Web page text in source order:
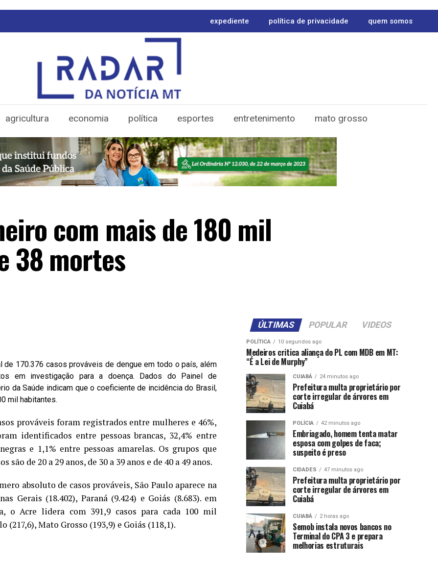
expediente política de privacidade quem somos
agricultura economia política esportes entretenimento mato grosso
com mais de 180 mil
38 mortes
170.376 casos prováveis de dengue em todo o país, além
em investigação para a doença. Dados do Painel de
da Saúde indicam que o coeficiente de incidência do Brasil,
mil habitantes.
prováveis foram registrados entre mulheres e 46%,
identificados entre pessoas brancas, 32,4% entre
e 1,1% entre pessoas amarelas. Os grupos que
de 20 a 29 anos, de 30 a 39 anos e de 40 a 49 anos.
absoluto de casos prováveis, São Paulo aparece na
Gerais (18.402), Paraná (9.424) e Goiás (8.683). em
o Acre lidera com 391,9 casos para cada 100 mil
(217,6), Mato Grosso (193,9) e Goiás (118,1).
ÚLTIMAS POPULAR VIDEOS
POLÍTICA 10 segundos ago
Medeiros critica aliança do PL com MDB em MT:
“É a Lei de Murphy”
CUIABÁ 24 minutos ago
Prefeitura multa proprietário por
corte irregular de árvores em
Cuiabá
POLÍCIA 42 minutos ago
Embriagado, homem tenta matar
esposa com golpes de faca;
suspeito é preso
CIDADES 47 minutos ago
Prefeitura multa proprietário por
corte irregular de árvores em
Cuiabá
CUIABÁ 2 horas ago
Semob instala novos bancos no
Terminal do CPA 3 e prepara
melhorias estruturais